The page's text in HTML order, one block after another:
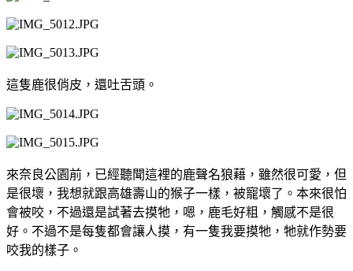
這隻鹿很俏皮，還吐舌頭。
來奈良公園前，已經聽聞這裡的鹿聲名狼藉，雖然很可愛，但
是很壞，我想就跟高雄壽山的猴子一樣，被寵壞了。本來很怕
會被咬，不過還是試著去摸牠，嗯，鹿毛好粗，觸感不是很
好。不過不是每隻都會讓人摸，有一隻我要摸牠，牠就作勢要
咬我的樣子。